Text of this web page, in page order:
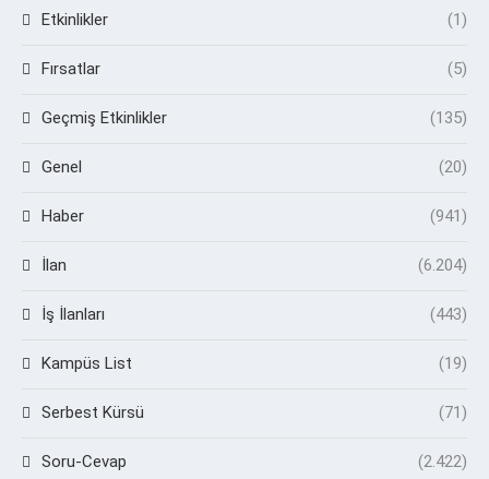
Etkinlikler (1)
Fırsatlar (5)
Geçmiş Etkinlikler (135)
Genel (20)
Haber (941)
İlan (6.204)
İş İlanları (443)
Kampüs List (19)
Serbest Kürsü (71)
Soru-Cevap (2.422)